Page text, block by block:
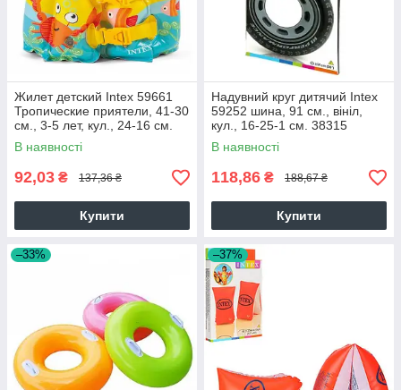
Жилет детский Intex 59661
Тропические приятели, 41-30
см., 3-5 лет, кул., 24-16 см.
В наявності
92,03 ₴ 137,36 ₴
Купити
Надувний круг дитячий Intex
59252 шина, 91 см., вініл,
кул., 16-25-1 см. 38315
В наявності
118,86 ₴ 188,67 ₴
Купити
–33% –37%